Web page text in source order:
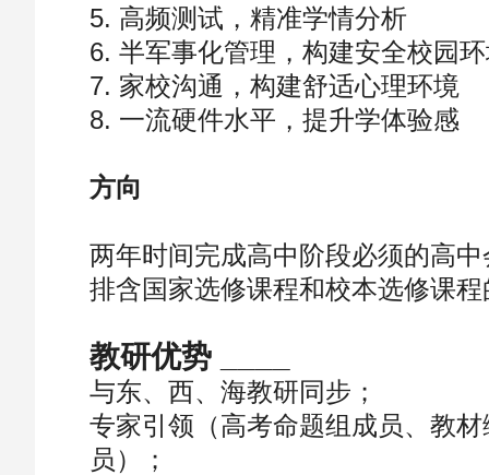
5. 高频测试，精准学情分析
6. 半军事化管理，构建安全校园
7. 家校沟通，构建舒适心理环境
8. 一流硬件水平，提升学体验感
方向
两年时间完成高中阶段必须的高
排含国家选修课程和校本选修课
教研优势 ____
与东、西、海教研同步；
专家引领（高考命题组成员、教
员）；